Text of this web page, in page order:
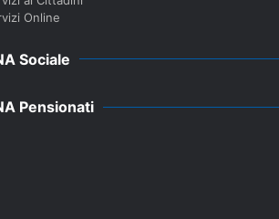
Online
Sociale
Pensionati